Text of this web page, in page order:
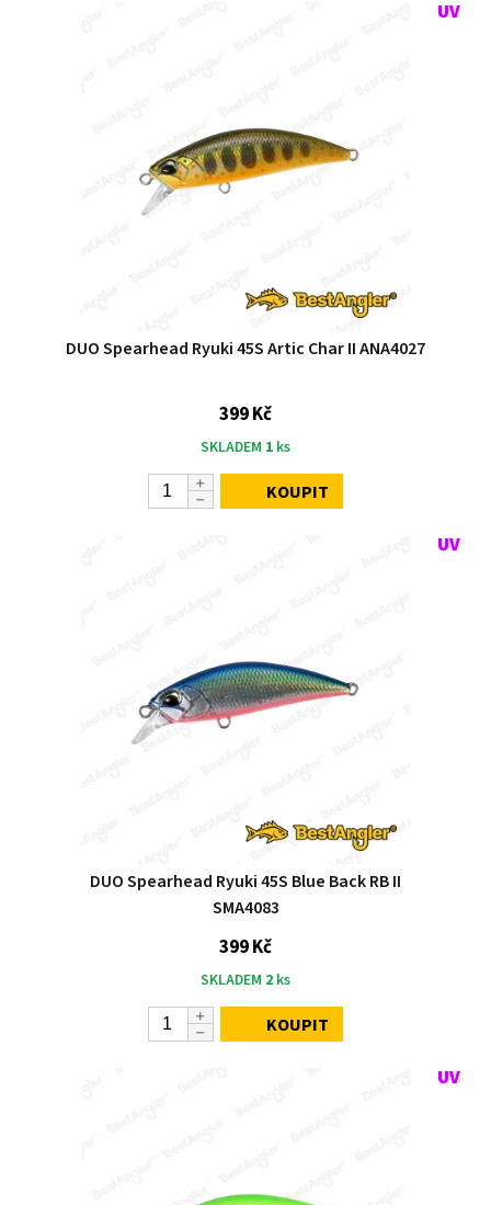
DUO Spearhead Ryuki 45S Artic Char II ANA4027
399 Kč
SKLADEM 1 ks
KOUPIT
DUO Spearhead Ryuki 45S Blue Back RB II
SMA4083
399 Kč
SKLADEM 2 ks
KOUPIT